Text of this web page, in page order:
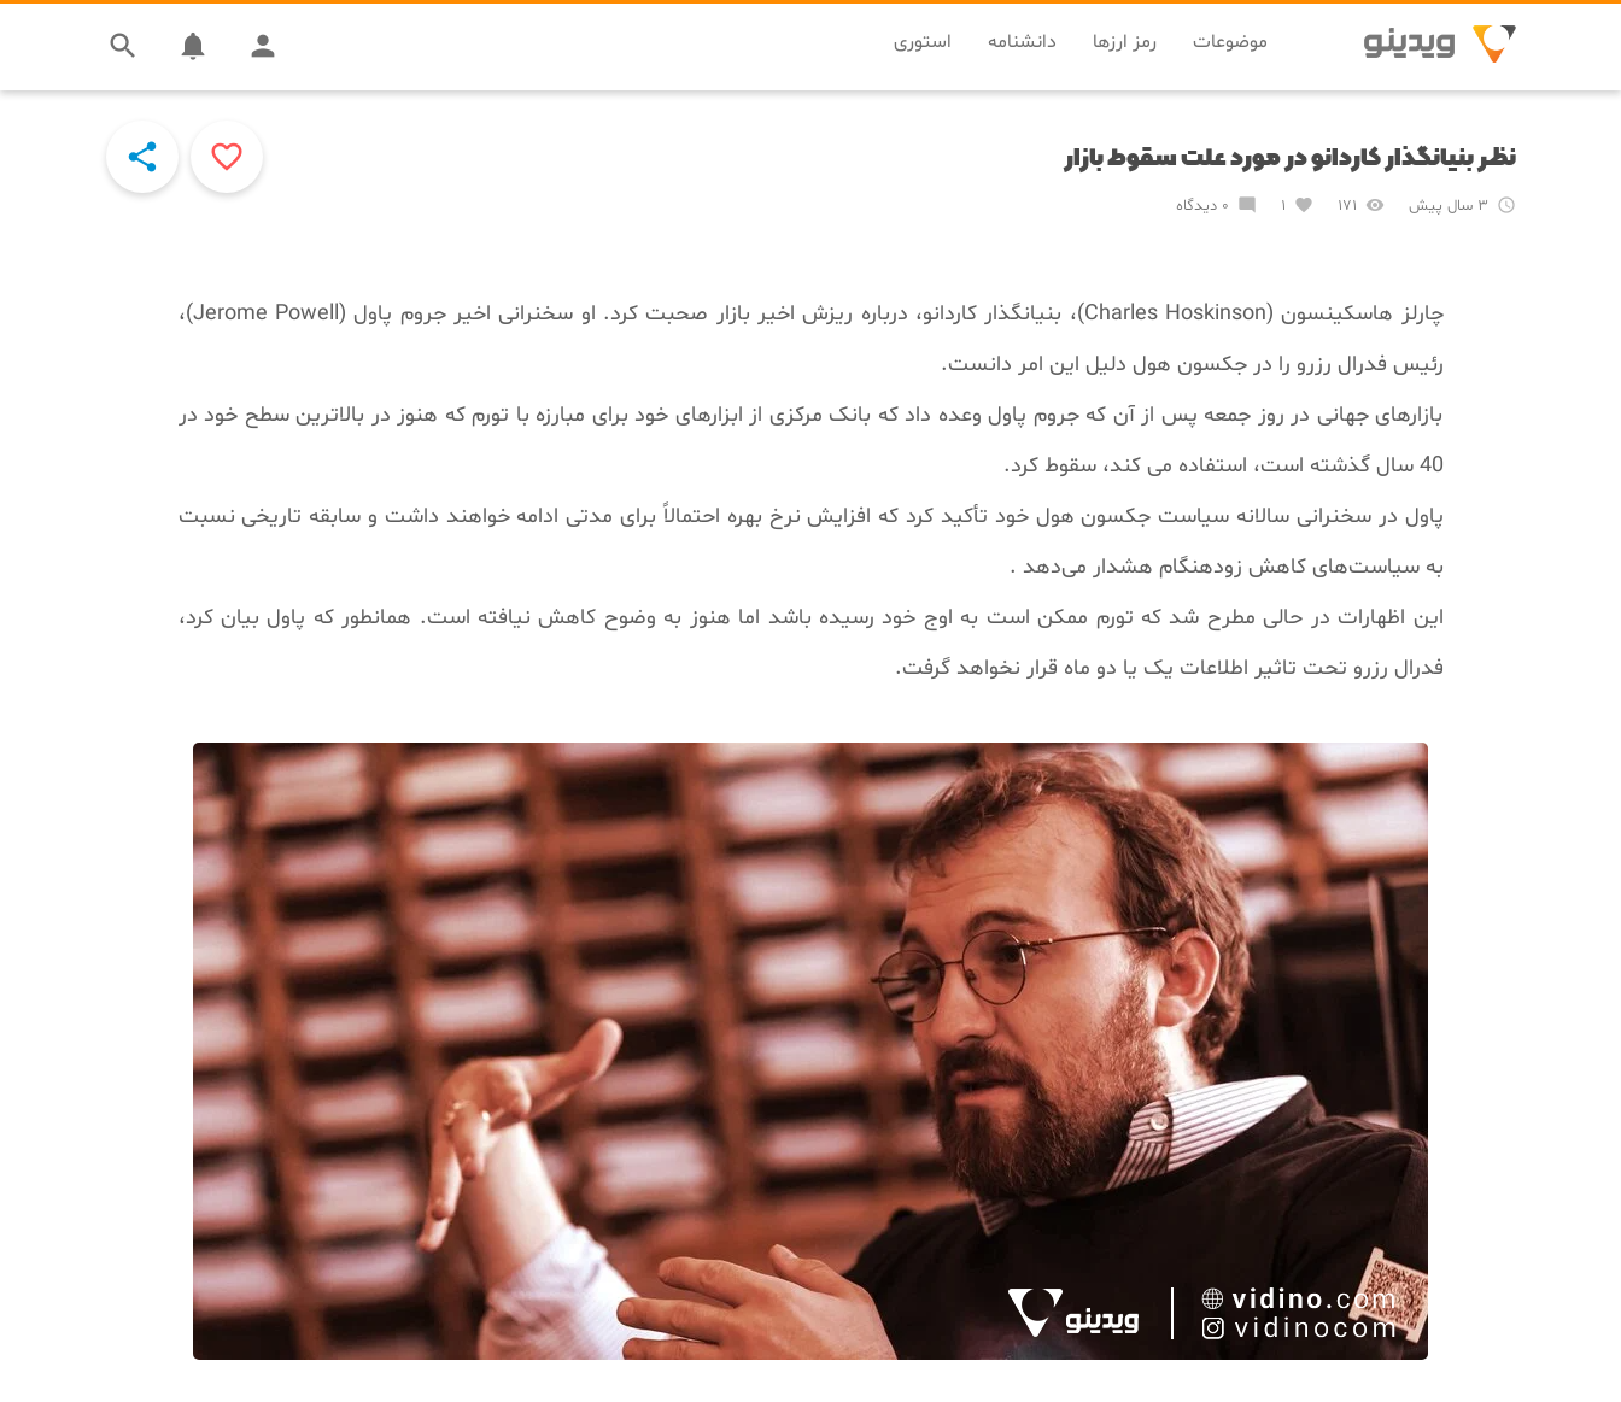
موضوعات رمز ارزها دانشنامه استوری   
نظر بنیانگذار کاردانو در مورد علت سقوط بازار
 ۳ سال پیش  ۱۷۱  ۱  ۰ دیدگاه


چارلز هاسکینسون (Charles Hoskinson)، بنیانگذار کاردانو، درباره ریزش اخیر بازار صحبت کرد. او سخنرانی اخیر جروم پاول (Jerome Powell)،
رئیس فدرال رزرو را در جکسون هول دلیل این امر دانست.
بازارهای جهانی در روز جمعه پس از آن که جروم پاول وعده داد که بانک مرکزی از ابزارهای خود برای مبارزه با تورم که هنوز در بالاترین سطح خود در
40 سال گذشته است، استفاده می کند، سقوط کرد.
پاول در سخنرانی سالانه سیاست جکسون هول خود تأکید کرد که افزایش نرخ‌ بهره احتمالاً برای مدتی ادامه خواهند داشت و سابقه تاریخی نسبت
به سیاست‌های کاهش زودهنگام هشدار می‌دهد .
این اظهارات در حالی مطرح شد که تورم ممکن است به اوج خود رسیده باشد اما هنوز به وضوح کاهش نیافته است. همانطور که پاول بیان کرد،
فدرال رزرو تحت تاثیر اطلاعات یک یا دو ماه قرار نخواهد گرفت.